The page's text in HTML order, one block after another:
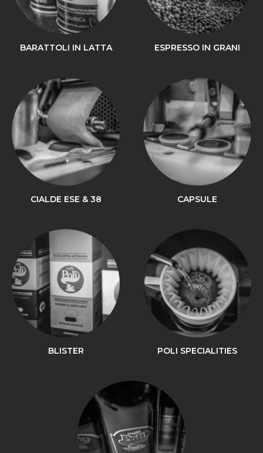
BARATTOLI IN LATTA ESPRESSO IN GRANI
CIALDE ESE & 38 CAPSULE
BLISTER POLI SPECIALITIES